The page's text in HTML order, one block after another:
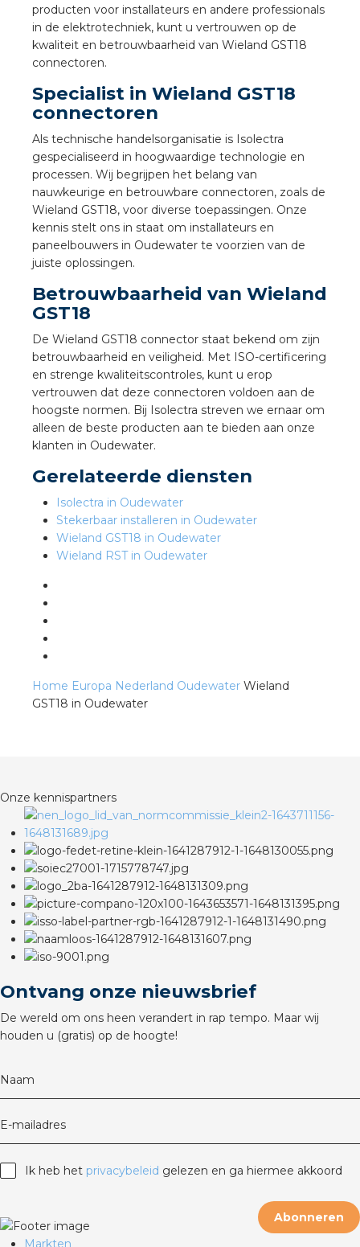
producten voor installateurs en andere professionals
in de elektrotechniek, kunt u vertrouwen op de
kwaliteit en betrouwbaarheid van Wieland GST18
connectoren.
Specialist in Wieland GST18
connectoren
Als technische handelsorganisatie is Isolectra
gespecialiseerd in hoogwaardige technologie en
processen. Wij begrijpen het belang van
nauwkeurige en betrouwbare connectoren, zoals de
Wieland GST18, voor diverse toepassingen. Onze
kennis stelt ons in staat om installateurs en
paneelbouwers in Oudewater te voorzien van de
juiste oplossingen.
Betrouwbaarheid van Wieland
GST18
De Wieland GST18 connector staat bekend om zijn
betrouwbaarheid en veiligheid. Met ISO-certificering
en strenge kwaliteitscontroles, kunt u erop
vertrouwen dat deze connectoren voldoen aan de
hoogste normen. Bij Isolectra streven we ernaar om
alleen de beste producten aan te bieden aan onze
klanten in Oudewater.
Gerelateerde diensten
Isolectra in Oudewater
Stekerbaar installeren in Oudewater
Wieland GST18 in Oudewater
Wieland RST in Oudewater
Home Europa Nederland Oudewater Wieland
GST18 in Oudewater
Onze kennispartners
Ontvang onze nieuwsbrief
De wereld om ons heen verandert in rap tempo. Maar wij
houden u (gratis) op de hoogte!
Naam
E-mailadres
Ik heb het privacybeleid gelezen en ga hiermee akkoord
Abonneren
installeren
installeren in beton
installeren in de tuinbouw
GST®
RST®
Academy
waarde
groothandels
Markten